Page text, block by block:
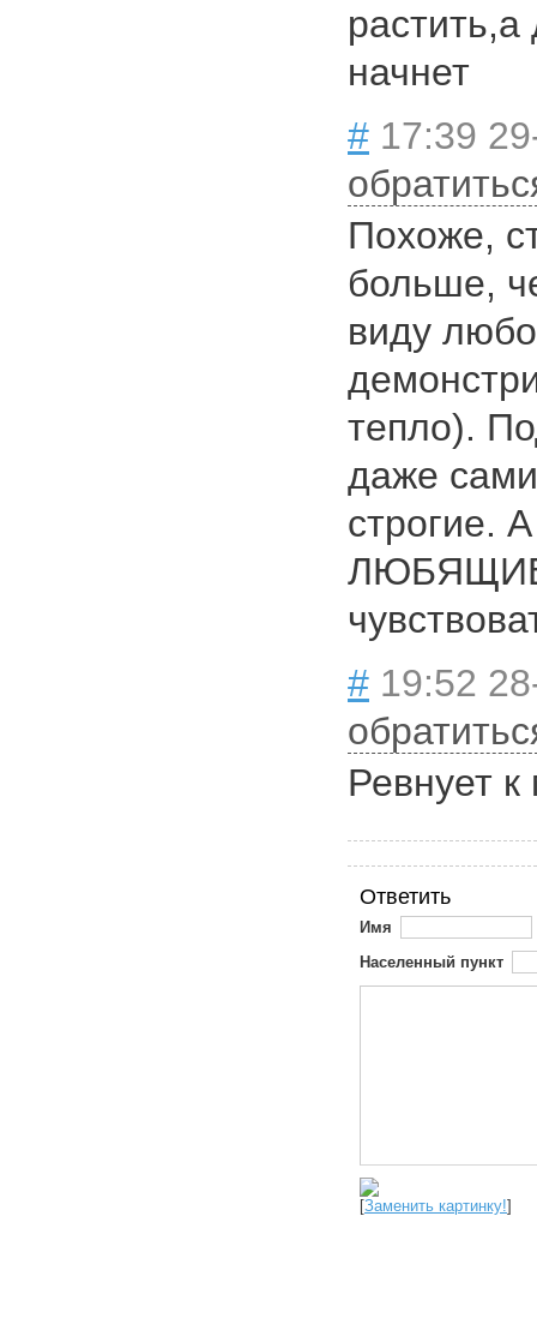
растить,а
начнет
# 17:39
Похоже,
больше,
виду
тепло).
даже
строгие.
# 19:52
Ревнует
Ответить
Имя
Населенный пункт
[Заменить картинку!]